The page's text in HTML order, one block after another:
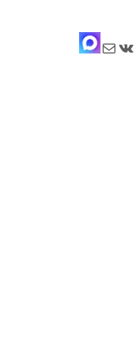
Почта ВКонтакте